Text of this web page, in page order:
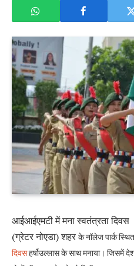
आईआईएमटी में मना स्वतंत्रता दिवस
(ग्रेटर नोएडा) शहर के नॉलेज पार्क
दिवसहर्षोउल्लास के साथ मनाया। जिसमें